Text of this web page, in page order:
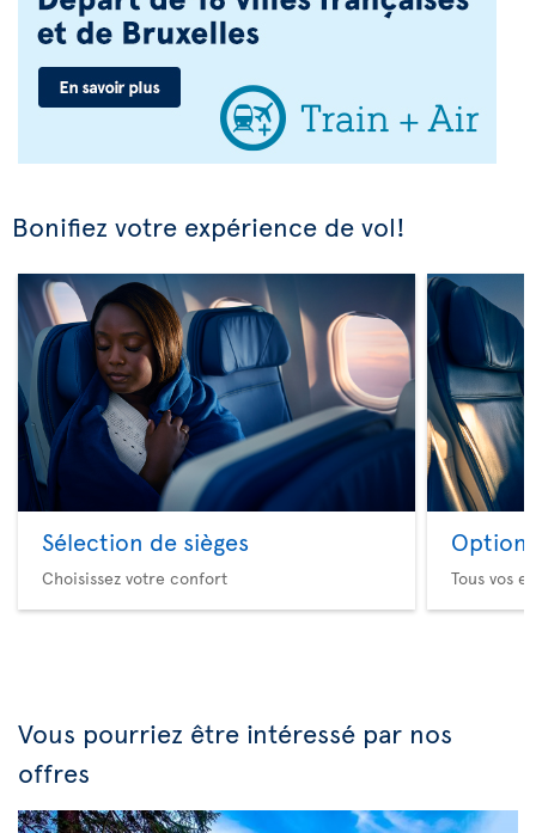
Bonifiez votre expérience de vol!
Sélection de sièges
Choisissez votre confort
Option
Tous vos
Vous pourriez être intéressé par nos
offres